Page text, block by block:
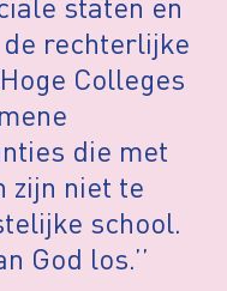
rechterlijke
Colleges
die met
zijn niet te
school.
God los.’’